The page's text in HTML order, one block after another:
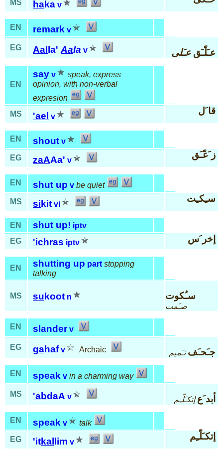
MS haka v
EN remark v
EG Aal la'Aala v عـَلّـَقعـَلى
EN
say v
speak, express
opinion, with non-verbal
expresion
MS
'ael v
قا َل
EN shout v
EG
zaAAa' v
ز َعّـَق
EN shut up v be quiet
MS
si kit vi
سـِكـِت
EN shut up! iptv
EG
'ichras iptv إخر َس
EN shutting up part stopping
talking
MS su koot n سـُكوت
صـَمت
EN slander v
EG gahaf v Archaic جـَحـَف نـَميم
EN speak v in a charming way
MS 'abdaA v أبد َع إتكـَلّـِم
EN speak v
talk
EG
'itkal lim v
إتكـَلّـِم